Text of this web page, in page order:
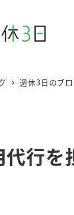
週休3日のブ
行を